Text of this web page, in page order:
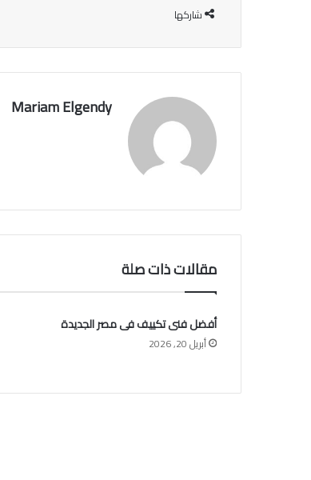
شاركها
Mariam Elgendy
مقالات ذات صلة
أفضل فنى تكييف فى مصر الجديدة
أبريل 20, 2026